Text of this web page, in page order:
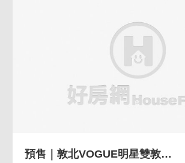
預售｜敦北VOGUE明星雙敦學區小巨蛋2房